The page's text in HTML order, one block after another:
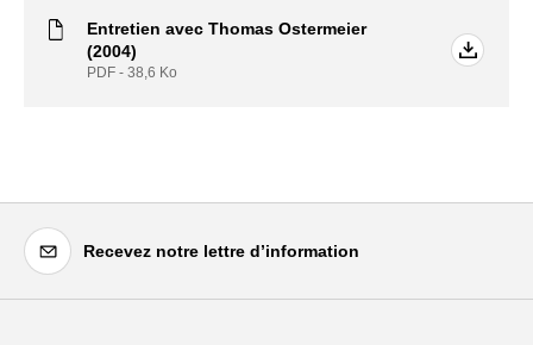
Entretien avec Thomas Ostermeier
(2004)
PDF - 38,6 Ko
Recevez notre lettre d’information